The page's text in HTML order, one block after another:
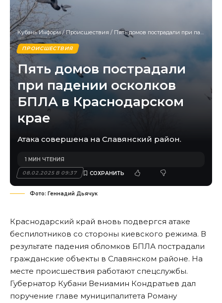
Кубань Информ/Происшествия / Пять домов пострадали при падении осколков БПЛА в Краснодарском крае
ПРОИСШЕСТВИЯ
Пять домов пострадали
при падении осколков
БПЛА в Краснодарском
крае
Атака совершена на Славянский район.
08.02.2025 В 09:37
1 МИН ЧТЕНИЯ
Фото: Геннадий Дьячук
Краснодарский край вновь подвергся атаке
беспилотников со стороны киевского режима. В
результате падения обломков БПЛА пострадали
гражданские объекты в Славянском районе. На
месте происшествия работают спецслужбы.
Губернатор Кубани Вениамин Кондратьев дал
поручение главе муниципалитета Роману